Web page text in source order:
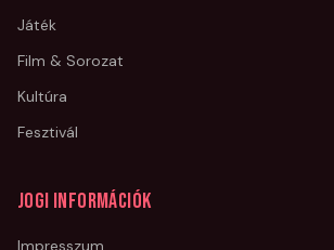
Játék
Film & Sorozat
Kultúra
Fesztivál
Jogi információk
Impresszum